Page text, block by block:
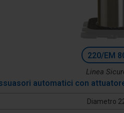
220/EM
Linea
automatici con
Diametro